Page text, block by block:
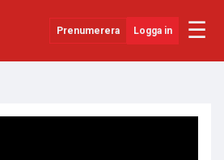
Prenumerera Logga in ☰